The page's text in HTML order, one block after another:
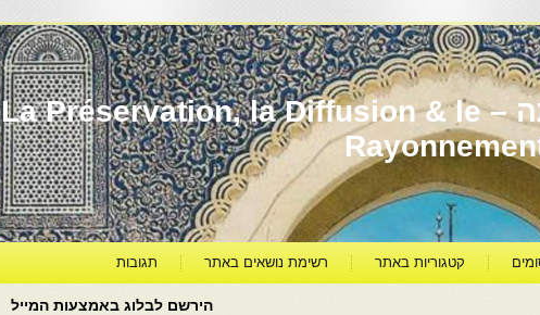
יהדות מרוקו עברה ותרבותה – La Préservation, la Diffusion & le
קטגוריות באתר רשימת נושאים באתר תגובות
הירשם לבלוג באמצעות המייל